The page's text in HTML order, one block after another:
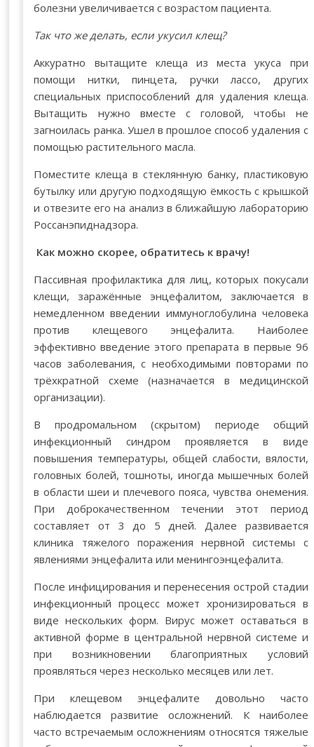
болезни увеличивается с возрастом пациента.
Так что же делать, если укусил клещ?
Аккуратно вытащите клеща из места укуса при
помощи нитки, пинцета, ручки лассо, других
специальных приспособлений для удаления клеща.
Вытащить нужно вместе с головой, чтобы не
загноилась ранка. Ушел в прошлое способ удаления с
помощью растительного масла.
Поместите клеща в стеклянную банку, пластиковую
бутылку или другую подходящую ёмкость с крышкой
и отвезите его на анализ в ближайшую лабораторию
Россанэпиднадзора.
Как можно скорее, обратитесь к врачу!
Пассивная профилактика для лиц, которых покусали
клещи, заражённые энцефалитом, заключается в
немедленном введении иммуноглобулина человека
против клещевого энцефалита. Наиболее
эффективно введение этого препарата в первые 96
часов заболевания, с необходимыми повторами по
трёхкратной схеме (назначается в медицинской
организации).
В продромальном (скрытом) периоде общий
инфекционный синдром проявляется в виде
повышения температуры, общей слабости, вялости,
головных болей, тошноты, иногда мышечных болей
в области шеи и плечевого пояса, чувства онемения.
При доброкачественном течении этот период
составляет от 3 до 5 дней. Далее развивается
клиника тяжелого поражения нервной системы с
явлениями энцефалита или менингоэнцефалита.
После инфицирования и перенесения острой стадии
инфекционный процесс может хронизироваться в
виде нескольких форм. Вирус может оставаться в
активной форме в центральной нервной системе и
при возникновении благоприятных условий
проявляться через несколько месяцев или лет.
При клещевом энцефалите довольно часто
наблюдается развитие осложнений. К наиболее
часто встречаемым осложнениям относятся тяжелые